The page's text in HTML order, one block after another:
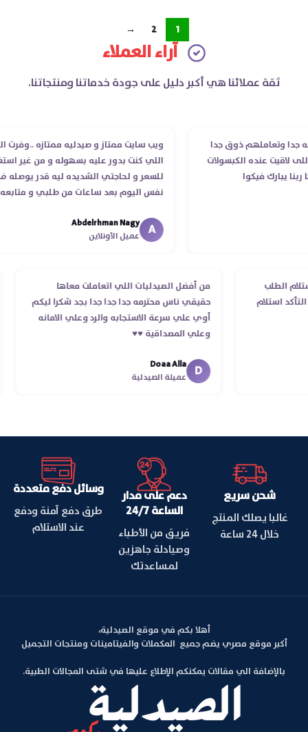
1
2
→
آراء العملاء
ثقة عملائنا هي أكبر دليل على جودة خدماتنا ومنتجاتنا.
ذوق جدا
الكبسولات
ويب سايت ممتاز و صيدليه ممتازه ..وفرت الدوا
اللي كنت بدور عليه بسهوله و من غير استغلال
للسعر و لحاجتي الشديده ليه قدر يوصله ف
نفس اليوم بعد ساعات من طلبي و متابعه
انتهاء موعد عمله ..فضل يتابع معايا لحد ما
استلمت ..شكرا جزيلا ليكم
Abdelrhman Nagy
عميل الأونلاين
من استلام الطلب
ولحد التأكد استلام
من أفضل الصيدليات اللي اتعاملت معاها
حقيقي ناس محترمه جدا جدا جدا بجد شكرا
أوي علي سرعة الاستجابه والرد وعلي
وعلي المصداقية ♥️♥️‏
D
عميلة الصيدلية
شحن سريع
غالبا يصلك المنتج
خلال 24 ساعة
دعم على مدار
الساعة 24/7
فريق من الأطباء
وصيادلة جاهزين
لمساعدتك
وسائل دفع متعددة
طرق دفع آمنة ودفع
عند الاستلام
أهلا بكم في موقع الصيدلية،
أكبر موقع مصري يضم جميع المكملات والفيتامينات ومنتجات التجميل
بالإضافة الي مقالات يمكنكم الإطلاع عليها في شتى المجالات الطبية.